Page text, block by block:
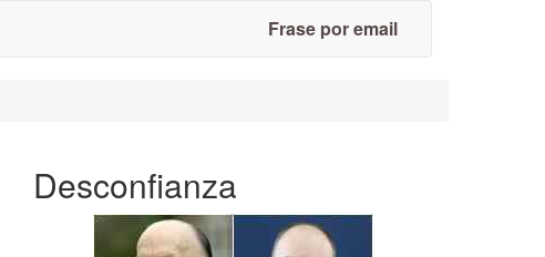
Frase por email
Desconfianza